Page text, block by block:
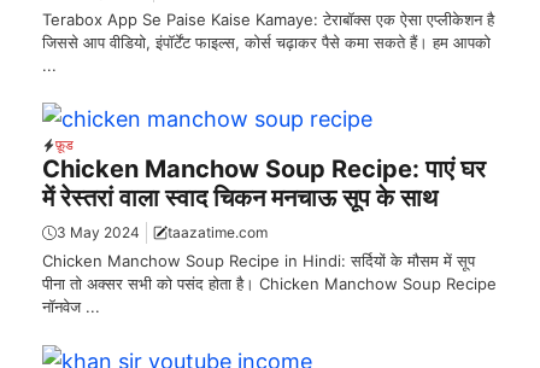
Terabox App Se Paise Kaise Kamaye: टेराबॉक्स एक ऐसा एप्लीकेशन है
जिससे आप वीडियो, इंपॉर्टेंट फाइल्स, कोर्स चढ़ाकर पैसे कमा सकते हैं। हम आपको
...
फ़ूड
Chicken Manchow Soup Recipe: पाएं घर
में रेस्तरां वाला स्वाद चिकन मनचाऊ सूप के साथ
3 May 2024 taazatime.com
Chicken Manchow Soup Recipe in Hindi: सर्दियों के मौसम में सूप
पीना तो अक्सर सभी को पसंद होता है। Chicken Manchow Soup Recipe
नॉनवेज ...